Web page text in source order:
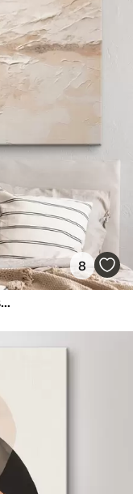
8
Absztrakt textúra meleg bézs színű ecsetvonásokkal